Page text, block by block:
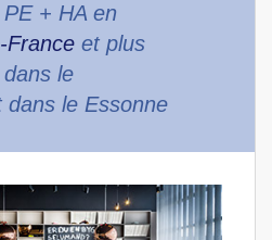
+ HA en
France et plus
le
dans le Essonne